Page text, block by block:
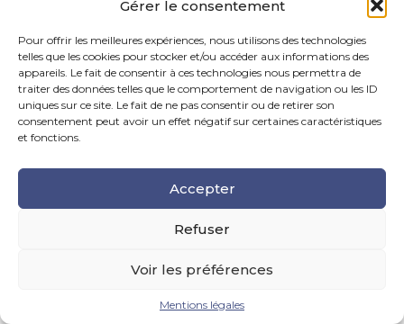
Gérer le consentement
Pour offrir les meilleures expériences, nous utilisons des technologies
telles que les cookies pour stocker et/ou accéder aux informations des
appareils. Le fait de consentir à ces technologies nous permettra de
traiter des données telles que le comportement de navigation ou les ID
uniques sur ce site. Le fait de ne pas consentir ou de retirer son
consentement peut avoir un effet négatif sur certaines caractéristiques
et fonctions.
Accepter
Refuser
Voir les préférences
Mentions légales
de données personnelles, y compris, le cas
éventuelles conséquences négatives.
Mentions légales WEBLEX
Contenu du site – Responsabilité de
la SAS WEBLEX
actualités sont fournies par la société WebLex pour
la seule information générale de l’abonné, du client
et/ou du visiteur.